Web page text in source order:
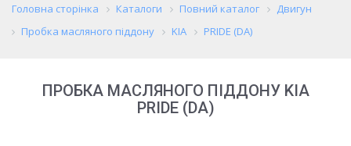
Головна сторінка Каталоги Повний каталог
Двигун
Пробка масляного піддону
KIA PRIDE (DA)
ПРОБКА МАСЛЯНОГО ПІДДОНУ KIA
PRIDE (DA)